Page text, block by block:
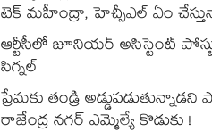
టెక్ మహీంద్రా, హెచ్సీఎల్ ఏం
ఆర్టీసీలో జూనియర్ అసిస్టెంట్‌‌
సిగ్నల్
ప్రేమకు తండ్రి అడ్డుపడుతున్నాడని
రాజేంద్ర నగర్ ఎమ్మెల్యే కొడుకు !